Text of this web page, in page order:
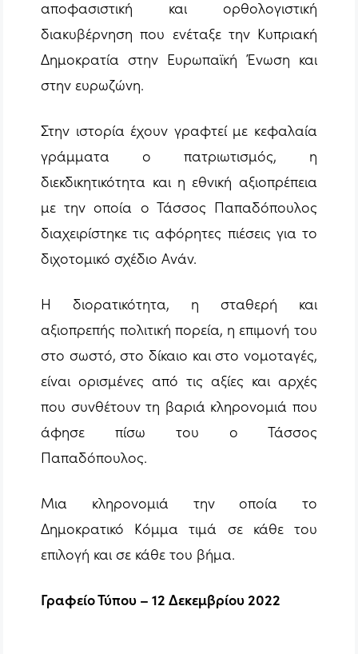
αποφασιστική και ορθολογιστική
διακυβέρνηση που ενέταξε την Κυπριακή
Δημοκρατία στην Ευρωπαϊκή Ένωση και
στην ευρωζώνη.
Στην ιστορία έχουν γραφτεί με κεφαλαία
γράμματα ο πατριωτισμός, η
διεκδικητικότητα και η εθνική αξιοπρέπεια
με την οποία ο Τάσσος Παπαδόπουλος
διαχειρίστηκε τις αφόρητες πιέσεις για το
διχοτομικό σχέδιο Ανάν.
Η διορατικότητα, η σταθερή και
αξιοπρεπής πολιτική πορεία, η επιμονή του
στο σωστό, στο δίκαιο και στο νομοταγές,
είναι ορισμένες από τις αξίες και αρχές
που συνθέτουν τη βαριά κληρονομιά που
άφησε πίσω του ο Τάσσος
Παπαδόπουλος.
Μια κληρονομιά την οποία το
Δημοκρατικό Κόμμα τιμά σε κάθε του
επιλογή και σε κάθε του βήμα.
Γραφείο Τύπου – 12 Δεκεμβρίου 2022